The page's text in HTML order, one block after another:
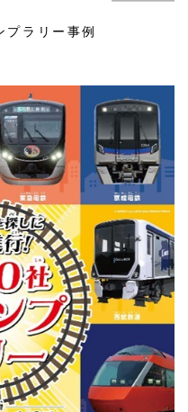
ラリー事例